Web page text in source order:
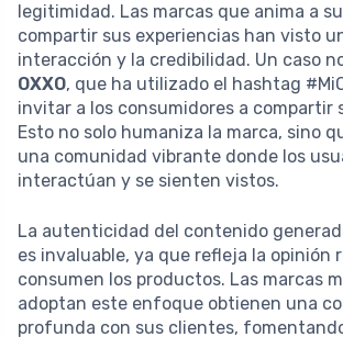
legitimidad. Las marcas que anima a
compartir sus experiencias han visto
interacción y la credibilidad. Un caso
OXXO, que ha utilizado el hashtag
invitar a los consumidores a compartir
Esto no solo humaniza la marca, sino
una comunidad vibrante donde los
interactúan y se sienten vistos.
La autenticidad del contenido
es invaluable, ya que refleja la opinión
consumen los productos. Las marcas
adoptan este enfoque obtienen una
profunda con sus clientes,